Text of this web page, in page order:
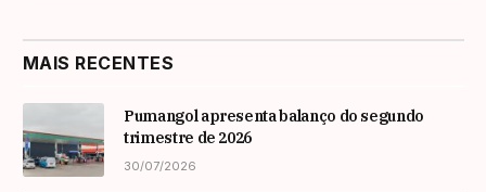
MAIS RECENTES
Pumangol apresenta balanço do segundo
trimestre de 2026
30/07/2026